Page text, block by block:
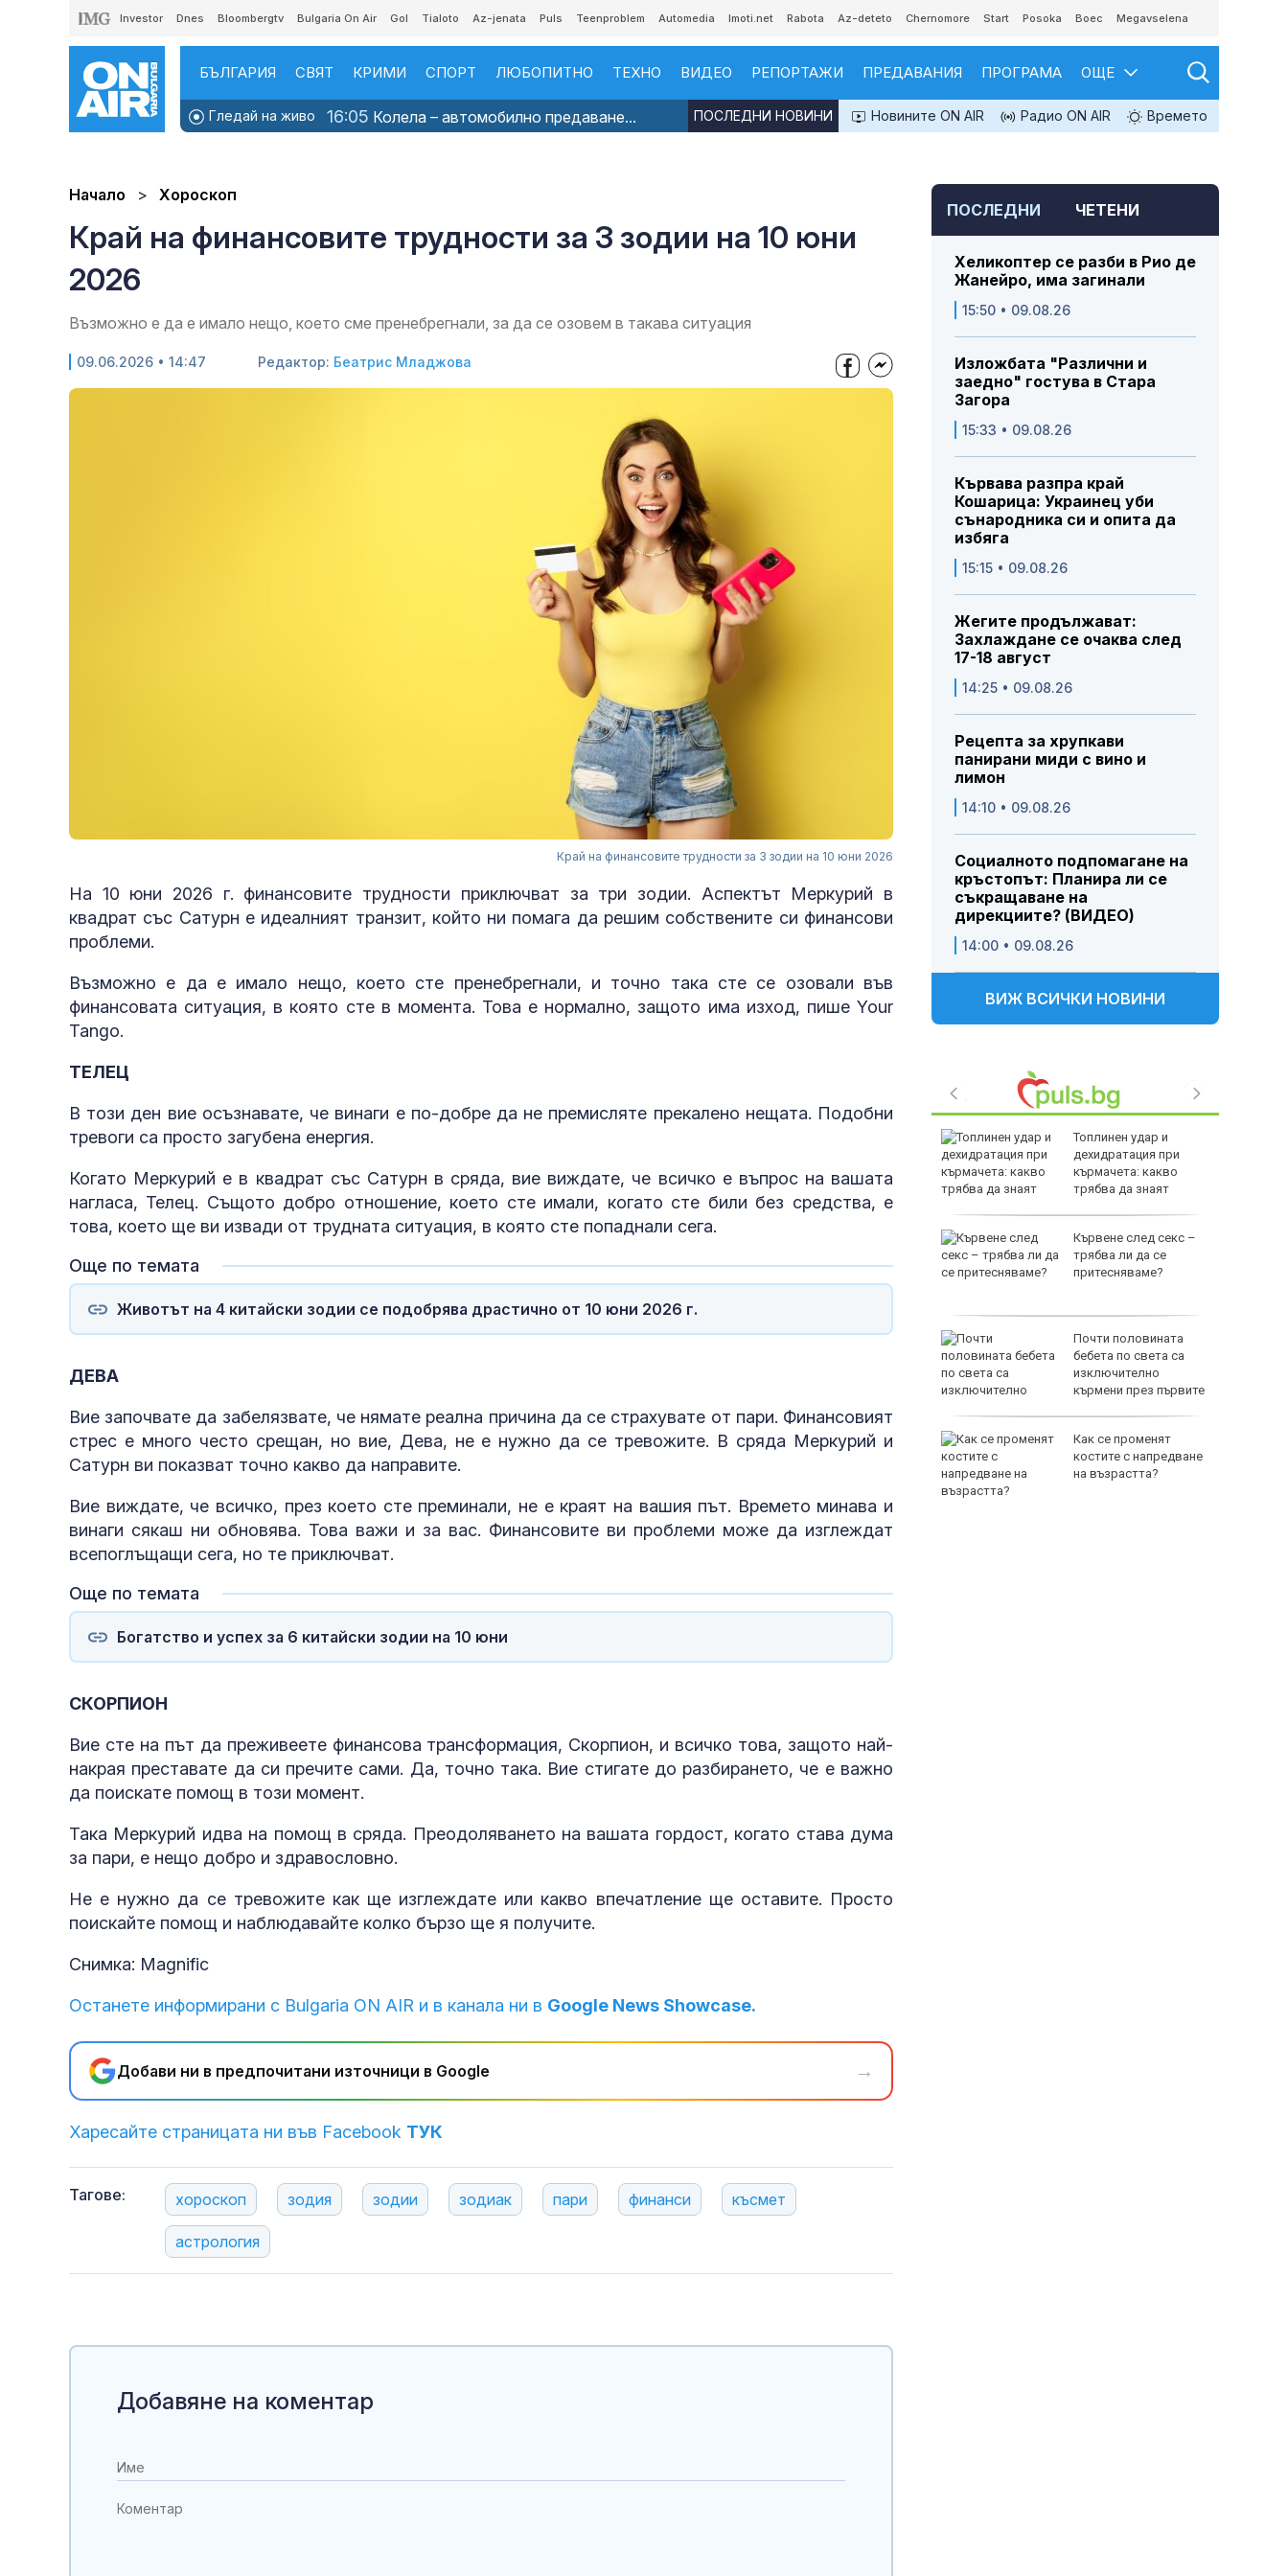
Investor Dnes Bloombergtv Bulgaria On Air Gol Tialoto Az-jenata Puls Teenproblem Automedia Imoti.net Rabota Az-deteto Chernomore Start Posoka Boec Megavselena
БЪЛГАРИЯ СВЯТ КРИМИ СПОРТ ЛЮБОПИТНО ТЕХНО ВИДЕО РЕПОРТАЖИ ПРЕДАВАНИЯ ПРОГРАМА ОЩЕ
Гледай на живо 16:05 Колела – автомобилно предаване... Новините ON AIR Радио ON AIR Времето
ПОСЛЕДНИ НОВИНИ
Начало Хороскоп
Край на финансовите трудности за 3 зодии на 10 юни
2026
Възможно е да е имало нещо, което сме пренебрегнали, за да се озовем в такава ситуация
09.06.2026 • 14:47 Редактор: Беатрис Младжова
Край на финансовите трудности за 3 зодии на 10 юни 2026
На 10 юни 2026 г. финансовите трудности приключват за три зодии. Аспектът Меркурий в
квадрат със Сатурн е идеалният транзит, който ни помага да решим собствените си финансови
проблеми.
Възможно е да е имало нещо, което сте пренебрегнали, и точно така сте се озовали във
финансовата ситуация, в която сте в момента. Това е нормално, защото има изход, пише Your
Tango.
ТЕЛЕЦ
В този ден вие осъзнавате, че винаги е по-добре да не премисляте прекалено нещата. Подобни
тревоги са просто загубена енергия.
Когато Меркурий е в квадрат със Сатурн в сряда, вие виждате, че всичко е въпрос на вашата
нагласа, Телец. Същото добро отношение, което сте имали, когато сте били без средства, е
това, което ще ви извади от трудната ситуация, в която сте попаднали сега.
Още по темата
Животът на 4 китайски зодии се подобрява драстично от 10 юни 2026 г.
ДЕВА
Вие започвате да забелязвате, че нямате реална причина да се страхувате от пари. Финансовият
стрес е много често срещан, но вие, Дева, не е нужно да се тревожите. В сряда Меркурий и
Сатурн ви показват точно какво да направите.
Вие виждате, че всичко, през което сте преминали, не е краят на вашия път. Времето минава и
винаги сякаш ни обновява. Това важи и за вас. Финансовите ви проблеми може да изглеждат
всепоглъщащи сега, но те приключват.
Още по темата
Богатство и успех за 6 китайски зодии на 10 юни
СКОРПИОН
Вие сте на път да преживеете финансова трансформация, Скорпион, и всичко това, защото най-
накрая преставате да си пречите сами. Да, точно така. Вие стигате до разбирането, че е важно
да поискате помощ в този момент.
Така Меркурий идва на помощ в сряда. Преодоляването на вашата гордост, когато става дума
за пари, е нещо добро и здравословно.
Не е нужно да се тревожите как ще изглеждате или какво впечатление ще оставите. Просто
поискайте помощ и наблюдавайте колко бързо ще я получите.
Снимка: Magnific
Останете информирани с Bulgaria ON AIR и в канала ни в Google News Showcase.
Добави ни в предпочитани източници в Google →
Харесайте страницата ни във Facebook ТУК
Тагове: хороскоп зодия зодии зодиак пари финанси късмет
астрология
ПОСЛЕДНИ ЧЕТЕНИ
Хеликоптер се разби в Рио де
Жанейро, има загинали
15:50 • 09.08.26
Изложбата "Различни и
заедно" гостува в Стара
Загора
15:33 • 09.08.26
Кървава разпра край
Кошарица: Украинец уби
сънародника си и опита да
избяга
15:15 • 09.08.26
Жегите продължават:
Захлаждане се очаква след
17-18 август
14:25 • 09.08.26
Рецепта за хрупкави
панирани миди с вино и
лимон
14:10 • 09.08.26
Социалното подпомагане на
кръстопът: Планира ли се
съкращаване на
дирекциите? (ВИДЕО)
14:00 • 09.08.26
ВИЖ ВСИЧКИ НОВИНИ
полицаи
Добрина:
Знаем всички им слаби
Топлинен удар и
дехидратация при
кърмачета: какво
трябва да знаят
Кървене след секс –
трябва ли да се
притесняваме?
Почти половината
бебета по света са
изключително
кърмени през първите
Как се променят
костите с напредване
на възрастта?
Добавяне на коментар